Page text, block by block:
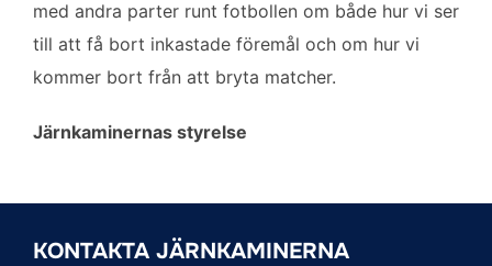
med andra parter runt fotbollen om både hur vi ser
till att få bort inkastade föremål och om hur vi
kommer bort från att bryta matcher.
Järnkaminernas styrelse
KONTAKTA JÄRNKAMINERNA